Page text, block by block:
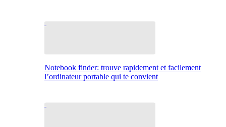
Notebook finder: trouve rapidement et facilement
l’ordinateur portable qui te convient